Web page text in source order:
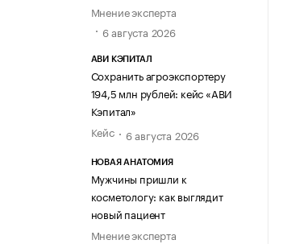
Мнение эксперта
6 августа 2026
АВИ КЭПИТАЛ
Сохранить агроэкспортеру
194,5 млн рублей: кейс «АВИ
Кэпитал»
Кейс
6 августа 2026
НОВАЯ АНАТОМИЯ
Мужчины пришли к
косметологу: как выглядит
новый пациент
Мнение эксперта